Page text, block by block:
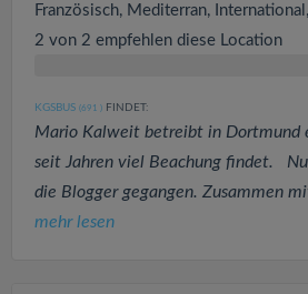
Französisch, Mediterran,
2 von 2 empfehlen diese Location
KGSBUS (691 ) FINDET:
Mario Kalweit betreibt in Dortmund
seit Jahren viel Beachung findet.
die Blogger gegangen. Zusammen
mehr lesen